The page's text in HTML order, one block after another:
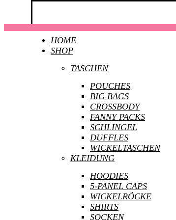
HOME
SHOP
TASCHEN
POUCHES
BIG BAGS
CROSSBODY
FANNY PACKS
SCHLINGEL
DUFFLES
WICKELTASCHEN
KLEIDUNG
HOODIES
5-PANEL CAPS
WICKELRÖCKE
SHIRTS
SOCKEN